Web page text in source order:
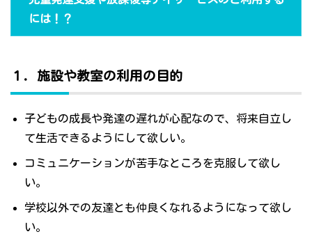
には！？
１．施設や教室の利用の目的
子どもの成長や発達の遅れが心配なので、将来自立し
て生活できるようにして欲しい。
コミュニケーションが苦手なところを克服して欲し
い。
学校以外での友達とも仲良くなれるようになって欲し
い。